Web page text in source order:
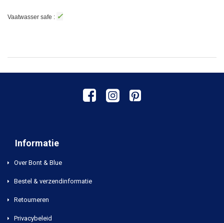
Vaatwasser safe : ✓
Informatie
Over Bont & Blue
Bestel & verzendinformatie
Retourneren
Privacybeleid